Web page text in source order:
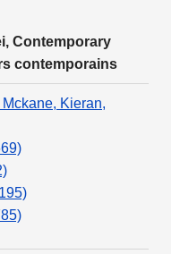
Contemporary
contemporains
Kieran,